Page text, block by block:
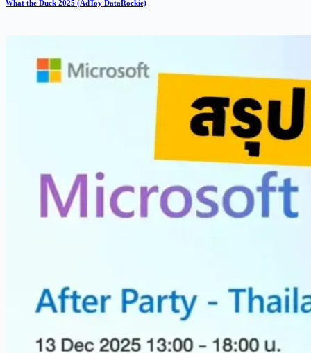
What the Duck 2025 (AdToy DataRockie)